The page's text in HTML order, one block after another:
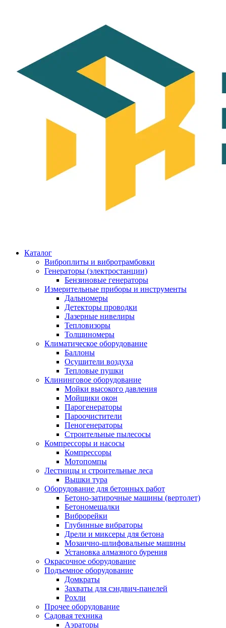
Каталог
Виброплиты и вибротрамбовки
Генераторы (электростанции)
Бензиновые генераторы
Измерительные приборы и инструменты
Дальномеры
Детекторы проводки
Лазерные нивелиры
Тепловизоры
Толщиномеры
Климатическое оборудование
Баллоны
Осушители воздуха
Тепловые пушки
Клининговое оборудование
Мойки высокого давления
Мойщики окон
Парогенераторы
Пароочистители
Пеногенераторы
Строительные пылесосы
Компрессоры и насосы
Компрессоры
Мотопомпы
Лестницы и строительные леса
Вышки тура
Оборудование для бетонных работ
Бетоно-затирочные машины (вертолет)
Бетономешалки
Виброрейки
Глубинные вибраторы
Дрели и миксеры для бетона
Мозаично-шлифовальные машины
Установка алмазного бурения
Окрасочное оборудование
Подъемное оборудование
Домкраты
Захваты для сэндвич-панелей
Рохли
Прочее оборудование
Садовая техника
Аэраторы